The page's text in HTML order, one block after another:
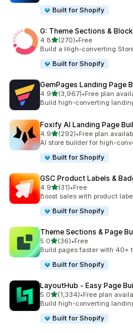
Built for Shopify
G: Theme Sections &
4.8별 5개 중
(270)
총 리뷰 270개
•Free
Build a High-converting
Built for Shopify
GemPages Landing Page
4.9별 5개 중
(3,967)
총 리뷰 3967개
•Free plan
Build high-converting
Foxify AI Landing Page
4.9별 5개 중
(292)
총 리뷰 292개
•Free plan
AI store builder for high-
Built for Shopify
GSC Product Labels &
4.9별 5개 중
(31)
총 리뷰 31개
•Free
Boost sales with product
Built for Shopify
Theme Sections & Page
5.0별 5개 중
(36)
총 리뷰 36개
•Free
Build pages faster with 40+
Built for Shopify
LayoutHub ‑ Easy Page
5.0별 5개 중
(1,334)
총 리뷰 1334개
•Free plan
Build high-converting
Built for Shopify